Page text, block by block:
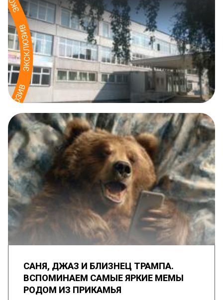
САНЯ, ДЖАЗ И БЛИЗНЕЦ ТРАМПА.
ВСПОМИНАЕМ САМЫЕ ЯРКИЕ МЕМЫ
РОДОМ ИЗ ПРИКАМЬЯ